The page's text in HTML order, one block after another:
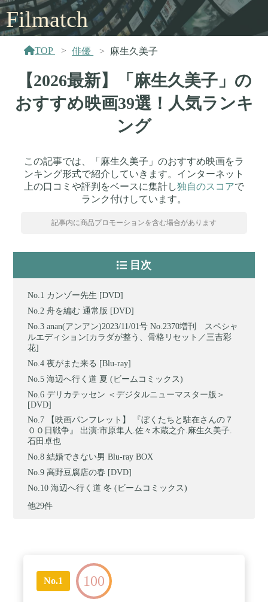
Filmatch
TOP 俳優 麻生久美子
【2026最新】「麻生久美子」の
おすすめ映画39選！人気ランキ
ング
この記事では、「麻生久美子」のおすすめ映画をラ
ンキング形式で紹介していきます。インターネット
上の口コミや評判をベースに集計し独自のスコアで
ランク付けしています。
記事内に商品プロモーションを含む場合があります
目次
カンゾー先生 [DVD]
舟を編む 通常版 [DVD]
anan(アンアン)2023/11/01号 No.2370増刊 スペシャ
ルエディション[カラダが整う、骨格リセット／三吉彩
花]
夜がまた来る [Blu-ray]
海辺へ行く道 夏 (ビームコミックス)
デリカテッセン ＜デジタルニューマスター版＞
[DVD]
【映画パンフレット】 『ぼくたちと駐在さんの７
００日戦争』 出演:市原隼人.佐々木蔵之介.麻生久美子.
石田卓也
結婚できない男 Blu-ray BOX
高野豆腐店の春 [DVD]
海辺へ行く道 冬 (ビームコミックス)
他29件
No.1 100